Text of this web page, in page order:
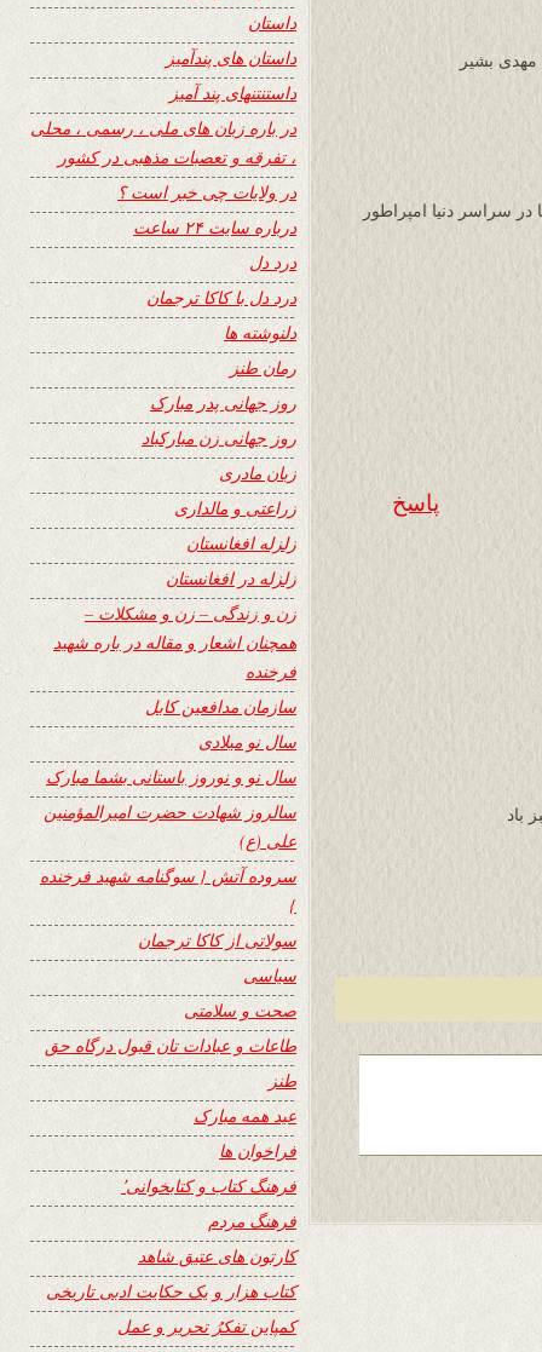
بشیر
سراسر دنیا امپراطور
پاسخ
باد
داستان
داستان های پندآمیز
داستنتنهای پند آمیز
در باره زبان های ملی ، رسمی ، محلی
، تفرقه و تعصبات مذهبی در کشور
در ولایات چی خبر است ؟
درباره سایت ۲۴ ساعت
درد دل
درد دل با کاکا ترجمان
دلنوشته ها
رمان طنز
روز جهانی پدر مبارک
روز جهانی زن مبارکباد
زبان مادری
زراعتی و مالداری
زلزله افغانستان
زلزله در افغانستان
زن و زندگی – زن و مشکلات –
همچنان اشعار و مقاله در باره شهید
فرخنده
سازمان مدافعین کابل
سال نو میلادی
سال نو و نوروز باستانی بشما مبارک
سالروز شهادت حضرت امیرالمؤمنین
علی (ع)
سروده آتش { سوگنامه شهید فرخنده
}
سولاتی از کاکا ترجمان
سیاسی
صحت و سلامتی
طاعات و عبادات تان قبول درگاه حق
طنز
عید همه مبارک
فراخوان ها
فرهنگ کتاب و کتابخوانی٬
فرهنگ مردم
کارتون های عتیق شاهد
کتاب هزار و یک حکایت ادبی تاریخی
کمپاین تفکرُ تحریر و عمل